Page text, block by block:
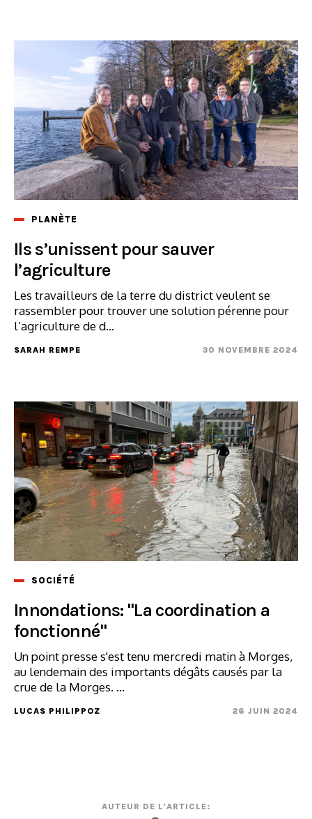
PLANÈTE
Ils s’unissent pour sauver
l’agriculture
Les travailleurs de la terre du district veulent se
rassembler pour trouver une solution pérenne pour
l’agriculture de d...
SARAH REMPE 30 NOVEMBRE 2024
SOCIÉTÉ
Innondations: "La coordination a
fonctionné"
Un point presse s'est tenu mercredi matin à Morges,
au lendemain des importants dégâts causés par la
crue de la Morges. ...
LUCAS PHILIPPOZ 26 JUIN 2024
AUTEUR DE L'ARTICLE: